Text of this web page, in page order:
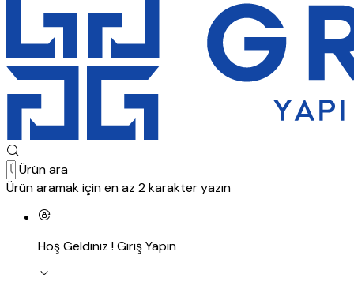
Ürün ara
Ürün aramak için en az 2 karakter yazın
Hoş Geldiniz !Giriş Yapın